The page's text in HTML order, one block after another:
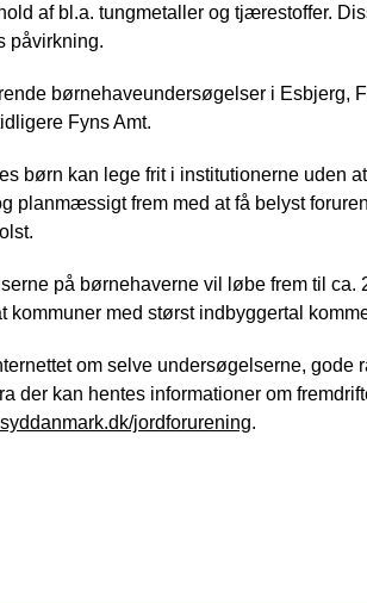
af bl.a. tungmetaller og tjærestoffer.
påvirkning.
børnehaveundersøgelser i Esbjerg,
Fyns Amt.
børn kan lege frit i institutionerne uden
planmæssigt frem med at få belyst
på børnehaverne vil løbe frem til
kommuner med størst indbyggertal
om selve undersøgelserne, gode
der kan hentes informationer om
jordforurening.